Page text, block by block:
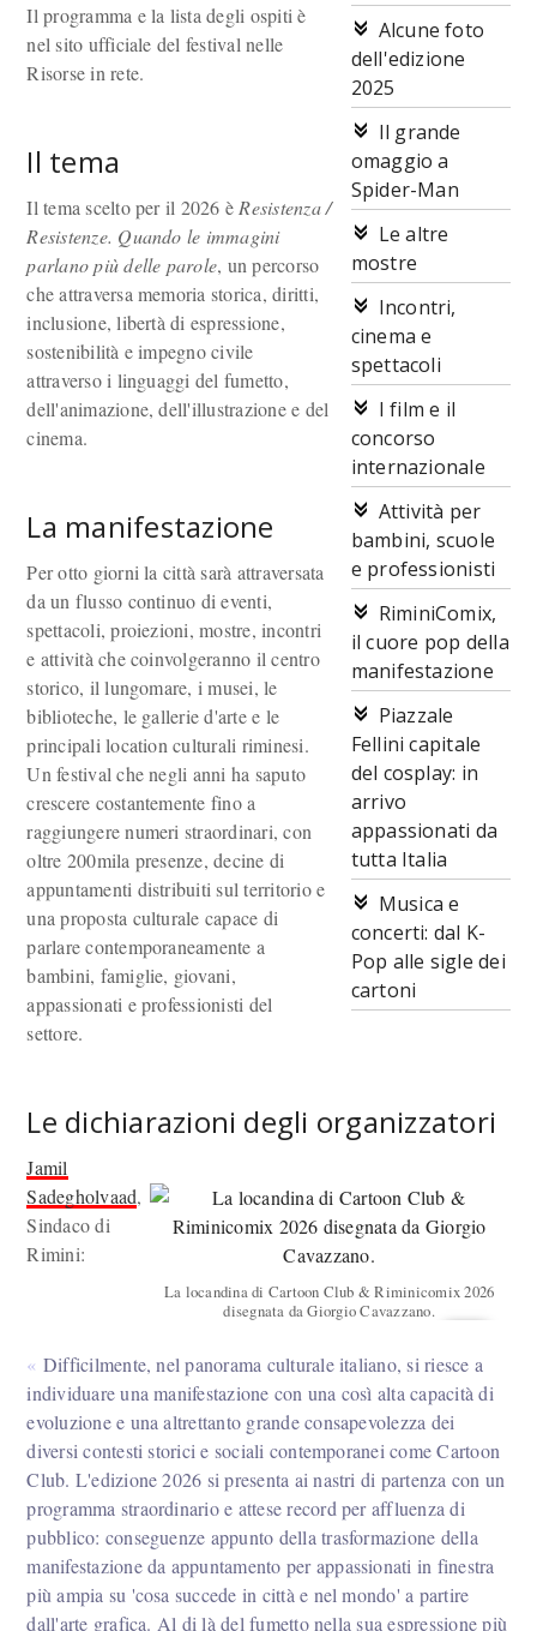
Alcune foto
dell'edizione
2025
Il grande
omaggio a
Spider-Man
Le altre
mostre
Incontri,
cinema e
spettacoli
I film e il
concorso
internazionale
Attività per
bambini, scuole
e professionisti
RiminiComix,
il cuore pop della
manifestazione
Piazzale
Fellini capitale
del cosplay: in
arrivo
appassionati da
tutta Italia
Musica e
concerti: dal K-
Pop alle sigle dei
cartoni
Il programma e la lista degli ospiti è
nel sito ufficiale del festival nelle
Risorse in rete.
Il tema
Il tema scelto per il 2026 è Resistenza /
Resistenze. Quando le immagini
parlano più delle parole, un percorso
che attraversa memoria storica, diritti,
inclusione, libertà di espressione,
sostenibilità e impegno civile
attraverso i linguaggi del fumetto,
dell'animazione, dell'illustrazione e del
cinema.
La manifestazione
Per otto giorni la città sarà attraversata
da un flusso continuo di eventi,
spettacoli, proiezioni, mostre, incontri
e attività che coinvolgeranno il centro
storico, il lungomare, i musei, le
biblioteche, le gallerie d'arte e le
principali location culturali riminesi.
Un festival che negli anni ha saputo
crescere costantemente fino a
raggiungere numeri straordinari, con
oltre 200mila presenze, decine di
appuntamenti distribuiti sul territorio e
una proposta culturale capace di
parlare contemporaneamente a
bambini, famiglie, giovani,
appassionati e professionisti del
settore.
Le dichiarazioni degli organizzatori
La locandina di Cartoon Club & Riminicomix 2026
disegnata da Giorgio Cavazzano.
Jamil
Sadegholvaad,
Sindaco di
Rimini:
Difficilmente, nel panorama culturale italiano, si riesce a
individuare una manifestazione con una così alta capacità di
evoluzione e una altrettanto grande consapevolezza dei
diversi contesti storici e sociali contemporanei come Cartoon
Club. L'edizione 2026 si presenta ai nastri di partenza con un
programma straordinario e attese record per affluenza di
pubblico: conseguenze appunto della trasformazione della
manifestazione da appuntamento per appassionati in finestra
più ampia su 'cosa succede in città e nel mondo' a partire
dall'arte grafica. Al di là del fumetto nella sua espressione più